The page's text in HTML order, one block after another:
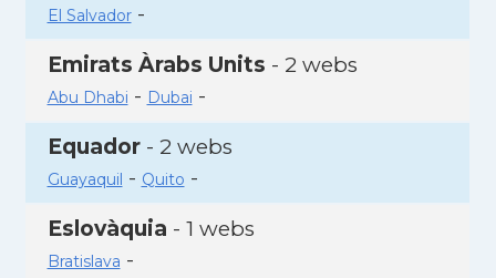
El Salvador-
Emirats Àrabs Units - 2 webs
Abu Dhabi - Dubai -
Equador- 2 webs
Guayaquil - Quito -
Eslovàquia - 1 webs
Bratislava -